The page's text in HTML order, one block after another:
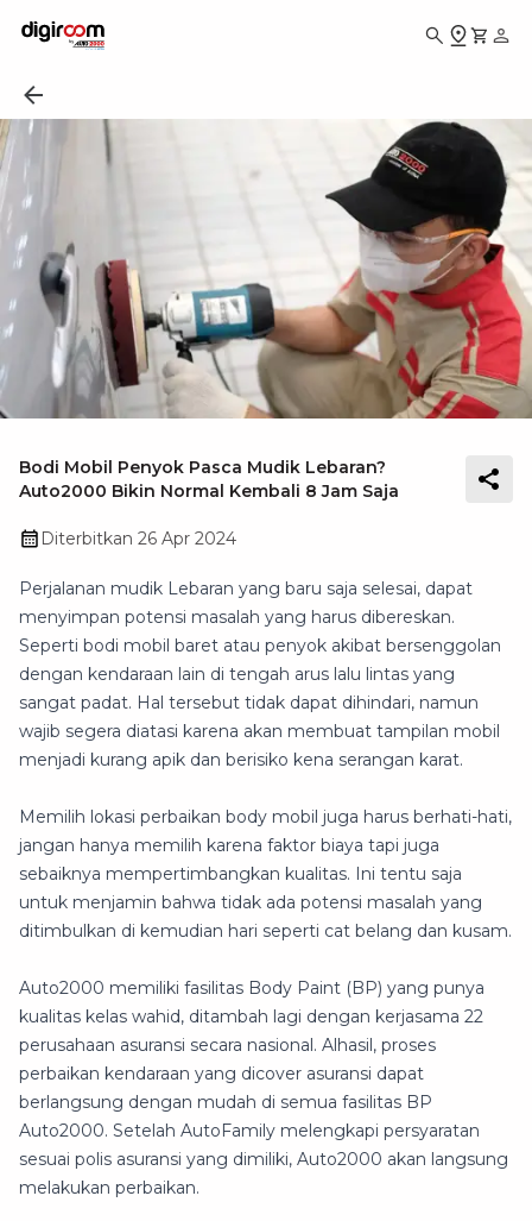
Bodi Mobil Penyok Pasca Mudik Lebaran?
Auto2000 Bikin Normal Kembali 8 Jam Saja
Diterbitkan 26 Apr 2024
Perjalanan mudik Lebaran yang baru saja selesai, dapat
menyimpan potensi masalah yang harus dibereskan.
Seperti bodi mobil baret atau penyok akibat bersenggolan
dengan kendaraan lain di tengah arus lalu lintas yang
sangat padat. Hal tersebut tidak dapat dihindari, namun
wajib segera diatasi karena akan membuat tampilan mobil
menjadi kurang apik dan berisiko kena serangan karat.
Memilih lokasi perbaikan body mobil juga harus berhati-hati,
jangan hanya memilih karena faktor biaya tapi juga
sebaiknya mempertimbangkan kualitas. Ini tentu saja
untuk menjamin bahwa tidak ada potensi masalah yang
ditimbulkan di kemudian hari seperti cat belang dan kusam.
Auto2000 memiliki fasilitas Body Paint (BP) yang punya
kualitas kelas wahid, ditambah lagi dengan kerjasama 22
perusahaan asuransi secara nasional. Alhasil, proses
perbaikan kendaraan yang dicover asuransi dapat
berlangsung dengan mudah di semua fasilitas BP
Auto2000. Setelah AutoFamily melengkapi persyaratan
sesuai polis asuransi yang dimiliki, Auto2000 akan langsung
melakukan perbaikan.